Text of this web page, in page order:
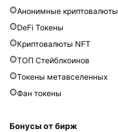
Анонимные криптовалюты
DeFi Токены
Криптовалюты NFT
ТОП Стейблкоинов
Токены метавселенных
Фан токены
Бонусы от бирж